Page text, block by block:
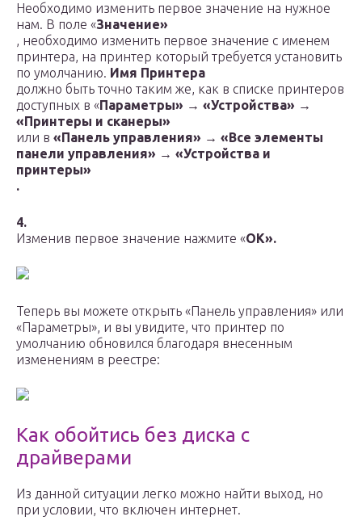
Необходимо изменить первое значение на нужное
нам. В поле «Значение»
, необходимо изменить первое значение с именем
принтера, на принтер который требуется установить
по умолчанию. Имя Принтера
должно быть точно таким же, как в списке принтеров
доступных в «Параметры» → «Устройства» →
«Принтеры и сканеры»
или в «Панель управления» → «Все элементы
панели управления» → «Устройства и
принтеры»
.
4.
Изменив первое значение нажмите «OK».
Теперь вы можете открыть «Панель управления» или
«Параметры», и вы увидите, что принтер по
умолчанию обновился благодаря внесенным
изменениям в реестре:
Как обойтись без диска с
драйверами
Из данной ситуации легко можно найти выход, но
при условии, что включен интернет.